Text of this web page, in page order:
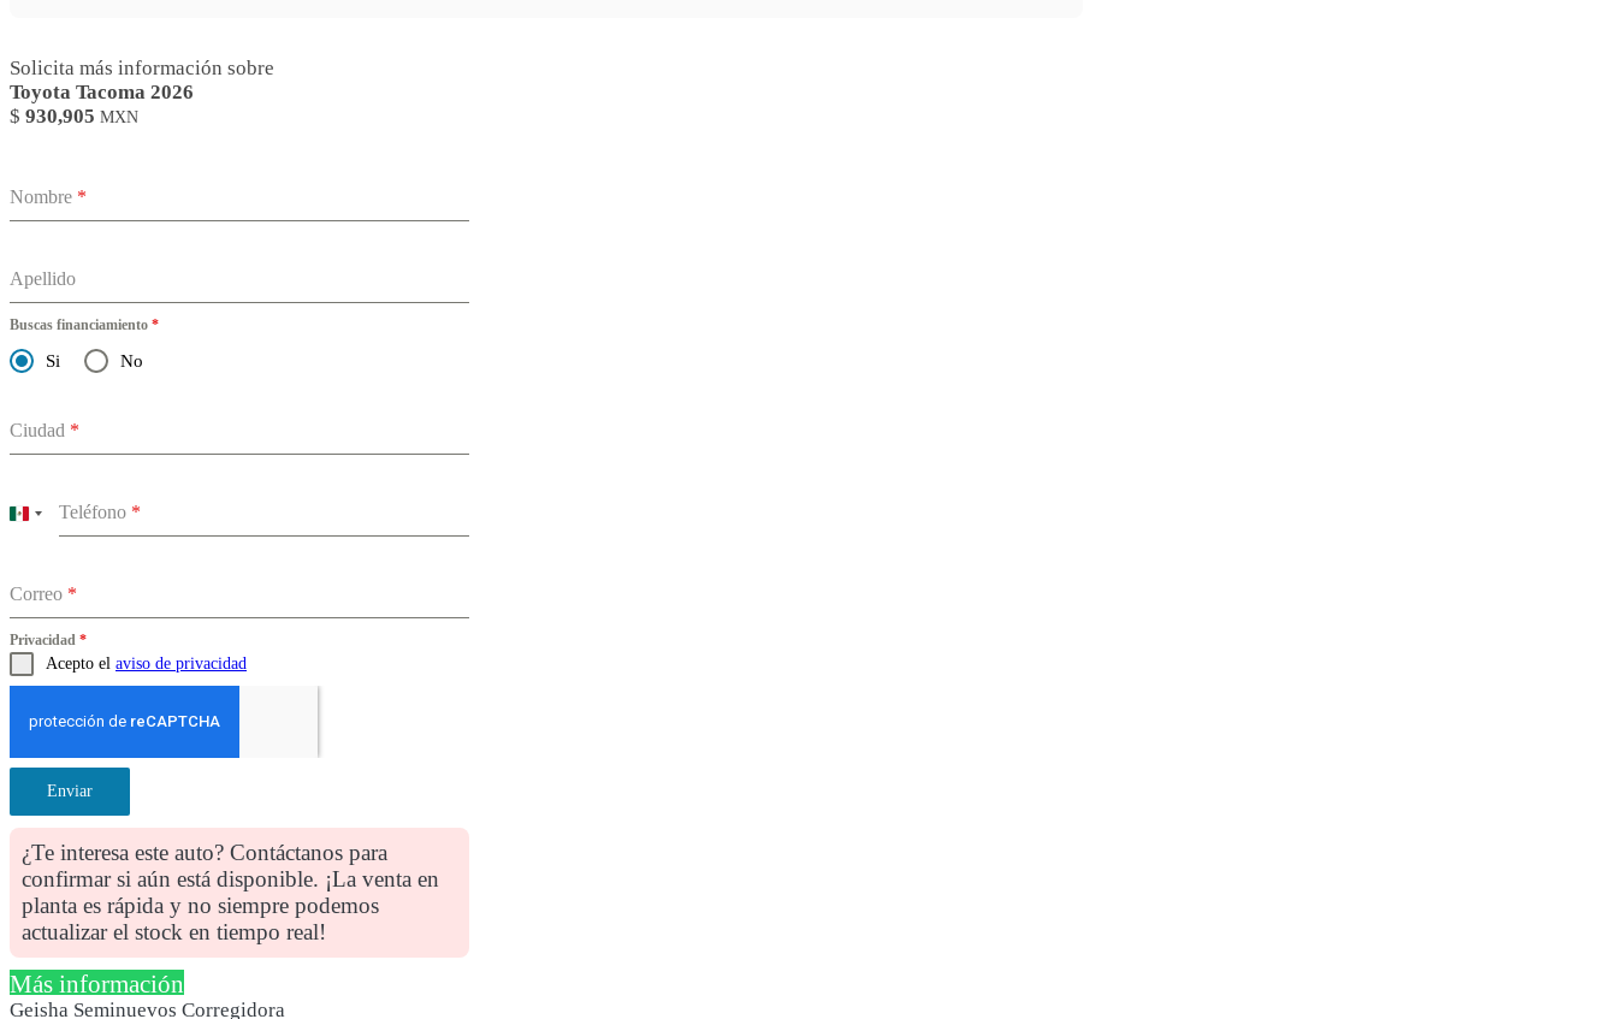
Solicita más información sobre
Toyota Tacoma 2026
$ 930,905 MXN
Nombre *
Apellido
Buscas financiamiento *
Si No
Ciudad *
Teléfono *
Mexico
Correo *
Privacidad *
Acepto el aviso de privacidad
Enviar
¿Te interesa este auto? Contáctanos para
confirmar si aún está disponible. ¡La venta en
planta es rápida y no siempre podemos
actualizar el stock en tiempo real!
Más información
Geisha Seminuevos Corregidora